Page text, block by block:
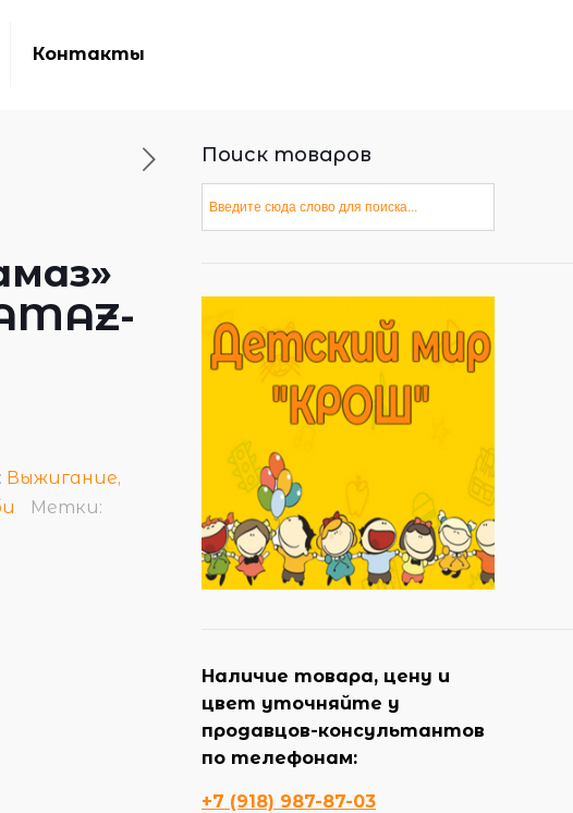
Контакты
Выжигание,
Метки:
Поиск товаров
Наличие товара, цену и
цвет уточняйте у
продавцов-консультантов
по телефонам:
+7 (918) 987-87-03